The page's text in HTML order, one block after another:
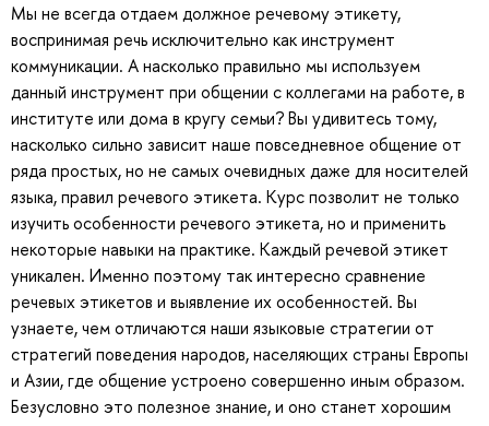
Мы не всегда отдаем должное речевому этикету,
воспринимая речь исключительно как инструмент
коммуникации. А насколько правильно мы используем
данный инструмент при общении с коллегами на работе, в
институте или дома в кругу семьи? Вы удивитесь тому,
насколько сильно зависит наше повседневное общение от
ряда простых, но не самых очевидных даже для носителей
языка, правил речевого этикета. Курс позволит не только
изучить особенности речевого этикета, но и применить
некоторые навыки на практике. Каждый речевой этикет
уникален. Именно поэтому так интересно сравнение
речевых этикетов и выявление их особенностей. Вы
узнаете, чем отличаются наши языковые стратегии от
стратегий поведения народов, населяющих страны Европы
и Азии, где общение устроено совершенно иным образом.
Безусловно это полезное знание, и оно станет хорошим